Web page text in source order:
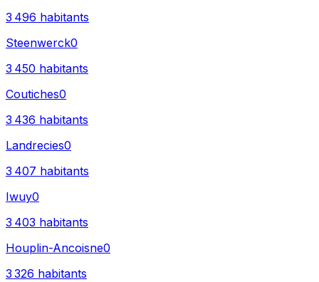
3 496 habitants
Steenwerck0
3 450 habitants
Coutiches0
3 436 habitants
Landrecies0
3 407 habitants
Iwuy0
3 403 habitants
Houplin-Ancoisne0
3 326 habitants